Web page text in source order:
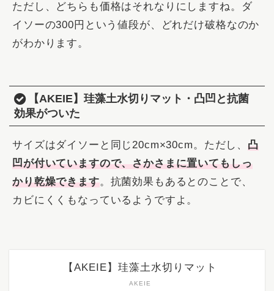
ただし、どちらも価格はそれなりにしますね。ダ
イソーの300円という値段が、どれだけ破格なのか
がわかります。
【AKEIE】珪藻土水切りマット・凸凹と抗菌
効果がついた
サイズはダイソーと同じ20cm×30cm。ただし、凸
凹が付いていますので、さかさまに置いてもしっ
かり乾燥できます。抗菌効果もあるとのことで、
カビにくくもなっているようですよ。
【AKEIE】珪藻土水切りマット
AKEIE